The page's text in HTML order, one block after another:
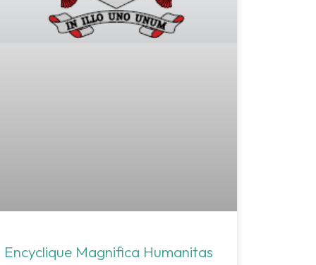
Encyclique Magnifica Humanitas